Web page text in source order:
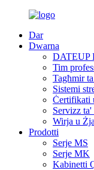
Dar
Dwarna
DATEUP
Tim
Tagħmir
Sistemi
Ċertifikati
Servizz
Wirja u
Prodotti
Serje MS
Serje MK
Kabinetti